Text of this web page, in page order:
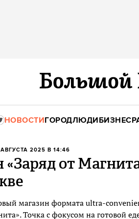
НОВОСТИГОРОДЛЮДИБИЗНЕС
АВГУСТА 2025 В 14:46
от
магазин формата ultra-
Точка с фокусом на готовой